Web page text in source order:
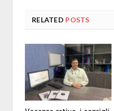
RELATED POSTS